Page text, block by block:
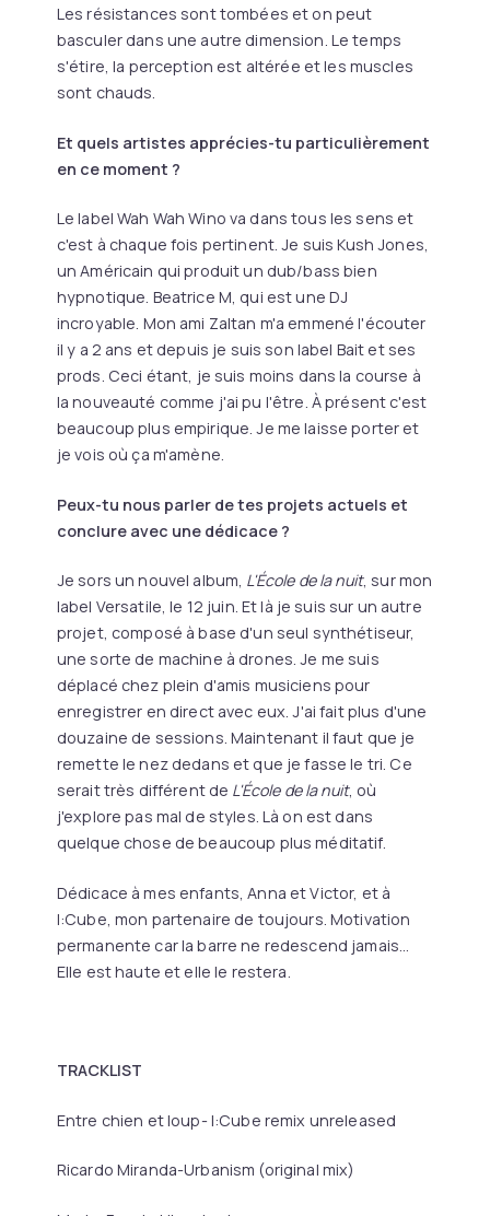
Les résistances sont tombées et on peut
basculer dans une autre dimension. Le temps
s'étire, la perception est altérée et les muscles
sont chauds.
Et quels artistes apprécies-tu particulièrement
en ce moment ?
Le label Wah Wah Wino va dans tous les sens et
c'est à chaque fois pertinent. Je suis Kush Jones,
un Américain qui produit un dub/bass bien
hypnotique. Beatrice M, qui est une DJ
incroyable. Mon ami Zaltan m'a emmené l'écouter
il y a 2 ans et depuis je suis son label Bait et ses
prods. Ceci étant, je suis moins dans la course à
la nouveauté comme j'ai pu l'être. À présent c'est
beaucoup plus empirique. Je me laisse porter et
je vois où ça m'amène.
Peux-tu nous parler de tes projets actuels et
conclure avec une dédicace ?
Je sors un nouvel album, L'École de la nuit, sur mon
label Versatile, le 12 juin. Et là je suis sur un autre
projet, composé à base d'un seul synthétiseur,
une sorte de machine à drones. Je me suis
déplacé chez plein d'amis musiciens pour
enregistrer en direct avec eux. J'ai fait plus d'une
douzaine de sessions. Maintenant il faut que je
remette le nez dedans et que je fasse le tri. Ce
serait très différent de L'École de la nuit, où
j'explore pas mal de styles. Là on est dans
quelque chose de beaucoup plus méditatif.
Dédicace à mes enfants, Anna et Victor, et à
I:Cube, mon partenaire de toujours. Motivation
permanente car la barre ne redescend jamais…
Elle est haute et elle le restera.
TRACKLIST
Entre chien et loup- I:Cube remix unreleased
Ricardo Miranda-Urbanism (original mix)